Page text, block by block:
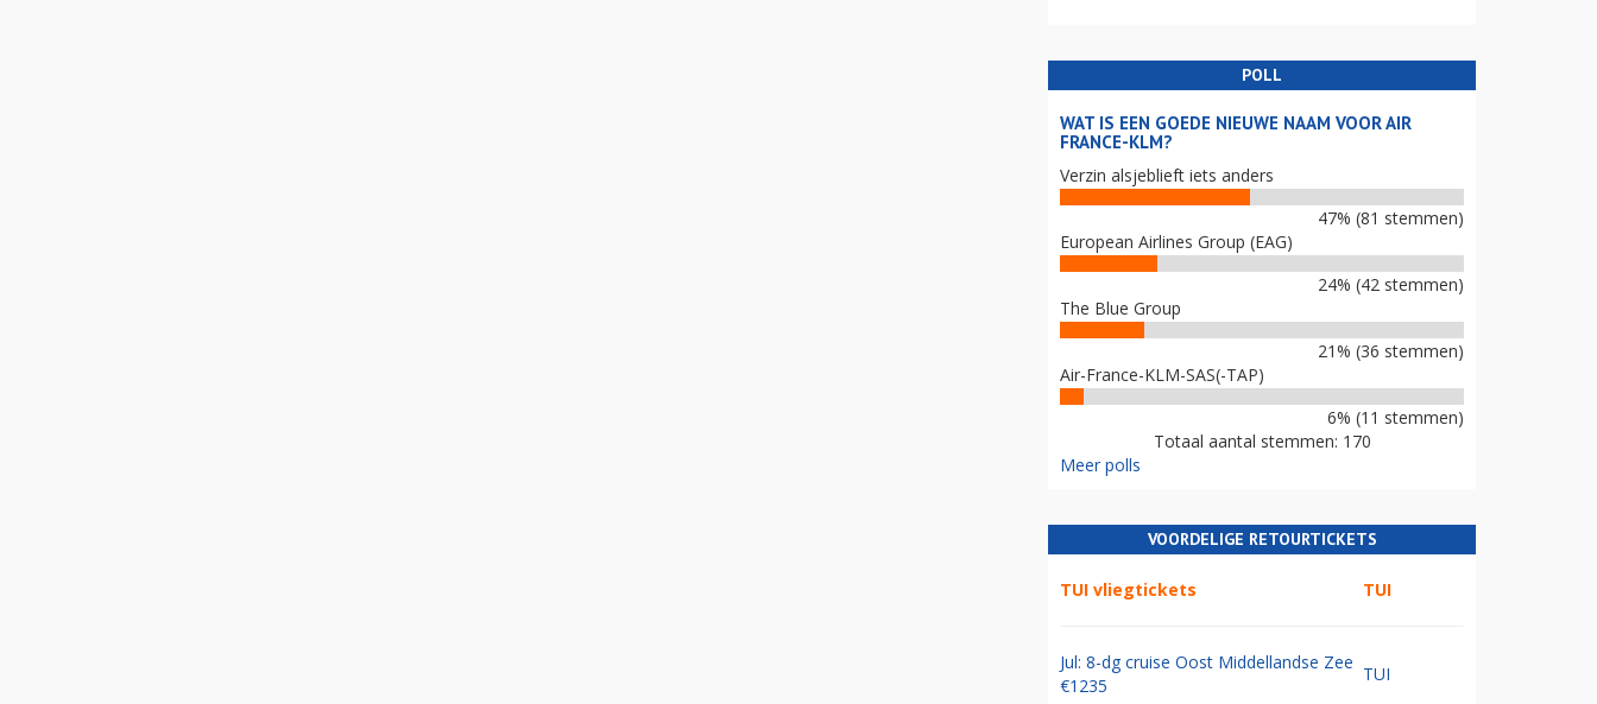
POLL
WAT IS EEN GOEDE NIEUWE NAAM VOOR AIR
FRANCE-KLM?
Verzin alsjeblieft iets anders
47% (81 stemmen)
European Airlines Group (EAG)
24% (42 stemmen)
The Blue Group
21% (36 stemmen)
Air-France-KLM-SAS(-TAP)
6% (11 stemmen)
Totaal aantal stemmen: 170
Meer polls
VOORDELIGE RETOURTICKETS
TUI vliegtickets TUI
Jul: 8-dg cruise Oost Middellandse Zee
€1235
TUI